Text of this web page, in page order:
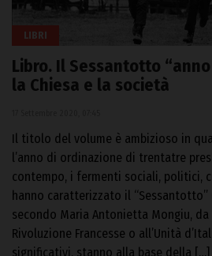
LIBRI
Libro. Il Sessantotto
la Chiesa e la società
Il titolo del volume è ambizioso in
l’anno di ordinazione di trentatre
contempo, i fermenti sociali, politici,
hanno caratterizzato il “Sessantotto”
secondo Maria Antonietta Mongiu,
Rivoluzione Francesse o all’Unità
significativi, stanno alla base della […]